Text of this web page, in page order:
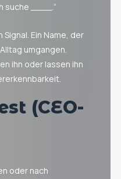
suche ____.“
Ein Name, der
umgangen.
ihn oder lassen ihn
(CEO-
oder nach